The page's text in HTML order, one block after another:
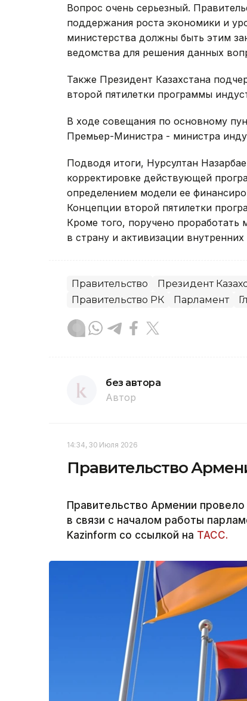
Вопрос очень серьезный.
поддержания роста экономики и
министерства должны быть этим
ведомства для решения данных
Также Президент Казахстана
второй пятилетки программы
В ходе совещания по основному
Премьер-Министра - министра
Подводя итоги, Нурсултан
корректировке действующей
определением модели ее
Концепции второй пятилетки
Кроме того, поручено
в страну и активизации внутренних
Правительство Президент
Правительство РК
Парламент
без автора
Автор
14:34, 30 Июля 2026
Правительство
Правительство Армении
в связи с началом работы
Kazinform со ссылкой на ТАСС.